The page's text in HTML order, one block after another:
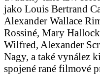
jako Louis Bertrand
Alexander Wallace
Rossiné, Mary
Wilfred, Alexander
Nagy, a také vynález
spojené rané filmové